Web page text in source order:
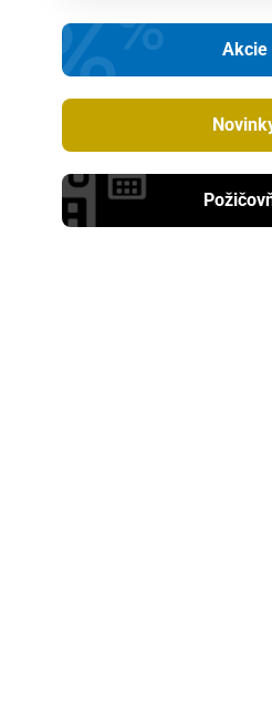
Akcie